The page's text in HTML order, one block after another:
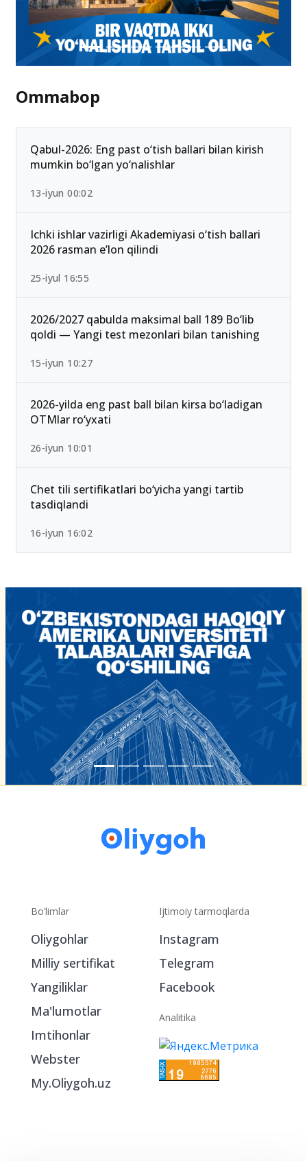
Ommabop
Qabul-2026: Eng past o‘tish ballari bilan kirish
mumkin bo‘lgan yo‘nalishlar
13-iyun 00:02
Ichki ishlar vazirligi Akademiyasi o‘tish ballari
2026 rasman e’lon qilindi
25-iyul 16:55
2026/2027 qabulda maksimal ball 189 Bo‘lib
qoldi — Yangi test mezonlari bilan tanishing
15-iyun 10:27
2026-yilda eng past ball bilan kirsa bo‘ladigan
OTMlar ro‘yxati
26-iyun 10:01
Chet tili sertifikatlari bo‘yicha yangi tartib
tasdiqlandi
Bo‘limlar
Oliygohlar
Milliy sertifikat
Yangiliklar
Ma'lumotlar
Imtihonlar
Ijtimoiy tarmoqlarda
Instagram
Analitika